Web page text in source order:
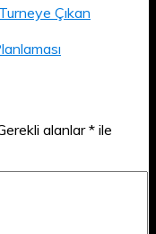
Çıkan
alanlar* ile